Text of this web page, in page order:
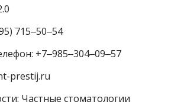
715‒50‒54
+7‒985‒304‒09‒57
prestij.ru
Частные стоматологии